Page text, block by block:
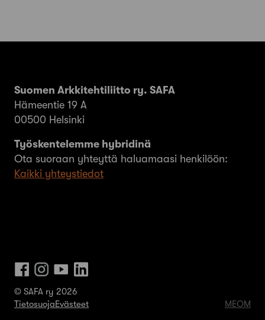
Suomen Arkkitehtiliitto ry. SAFA
Hämeentie 19 A
00500 Helsinki
Työskentelemme hybridinä
Ota suoraan yhteyttä haluamaasi henkilöön:
Kaikki yhteystiedot
© SAFA ry 2026
TietosuojaEvästeet MEOM